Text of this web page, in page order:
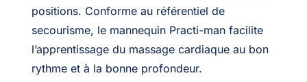
positions. Conforme au référentiel de
secourisme, le mannequin Practi-man facilite
l’apprentissage du massage cardiaque au bon
rythme et à la bonne profondeur.